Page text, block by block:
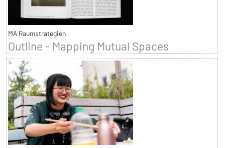
MA Raumstrategien
Outline - Mapping Mutual Spaces